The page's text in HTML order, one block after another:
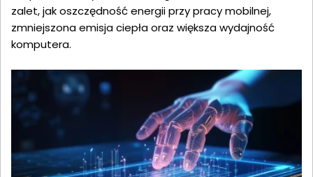
zalet, jak oszczędność energii przy pracy mobilnej,
zmniejszona emisja ciepła oraz większa wydajność
komputera.